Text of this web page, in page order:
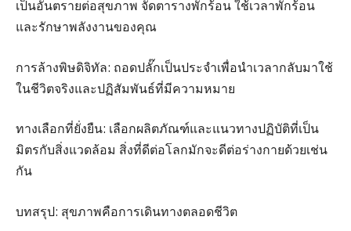
เป็นอันตรายต่อสุขภาพ จัดตารางพักร้อน ใช้เวลาพักร้อน
และรักษาพลังงานของคุณ
การล้างพิษดิจิทัล: ถอดปลั๊กเป็นประจำเพื่อนำเวลากลับมาใช้
ในชีวิตจริงและปฏิสัมพันธ์ที่มีความหมาย
ทางเลือกที่ยั่งยืน: เลือกผลิตภัณฑ์และแนวทางปฏิบัติที่เป็น
มิตรกับสิ่งแวดล้อม สิ่งที่ดีต่อโลกมักจะดีต่อร่างกายด้วยเช่น
กัน
บทสรุป: สุขภาพคือการเดินทางตลอดชีวิต